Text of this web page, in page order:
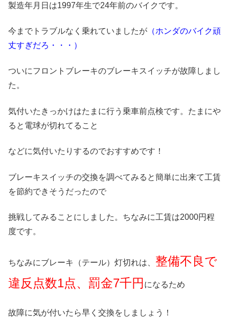
製造年月日は1997年生で24年前のバイクです。
今までトラブルなく乗れていましたが （ホンダのバイク頑
丈すぎだろ・・・）
ついにフロントブレーキのブレーキスイッチが故障しまし
た。
気付いたきっかけはたまに行う乗車前点検です。たまにや
ると電球が切れてること
などに気付いたりするのでおすすめです！
ブレーキスイッチの交換を調べてみると簡単に出来て工賃
を節約できそうだったので
挑戦してみることにしました。ちなみに工賃は2000円程
度です。
ちなみにブレーキ（テール）灯切れは、 整備不良で
違反点数1点、罰金7千円 になるため
故障に気が付いたら早く交換をしましょう！